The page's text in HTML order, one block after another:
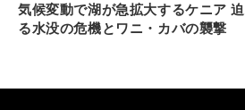
気候変動で湖が急拡大するケニア 迫
る水没の危機とワニ・カバの襲撃